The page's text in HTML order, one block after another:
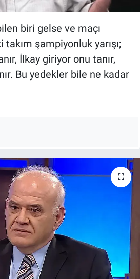
biri gelse ve maçı
şampiyonluk yarışı;
İlkay giriyor onu tanır,
Bu yedekler bile ne kadar